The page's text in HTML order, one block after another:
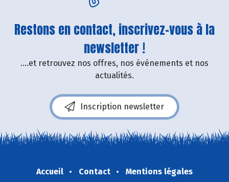
Restons en contact, inscrivez-vous à la
newsletter !
....et retrouvez nos offres, nos événements et nos
actualités.
Inscription newsletter
Accueil Contact
Mentions légales